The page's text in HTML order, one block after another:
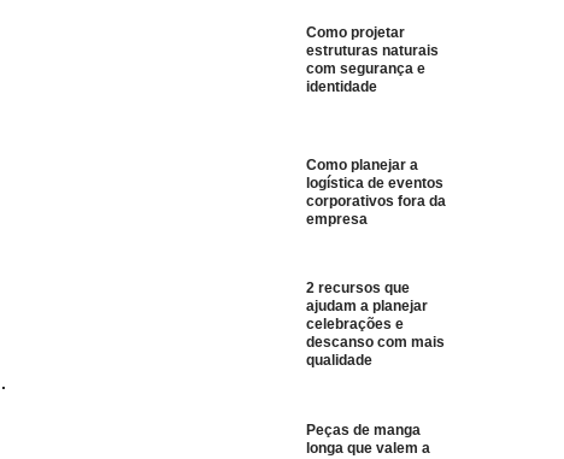
Como projetar
estruturas naturais
com segurança e
identidade
Como planejar a
logística de eventos
corporativos fora da
empresa
2 recursos que
ajudam a planejar
celebrações e
descanso com mais
qualidade
Peças de manga
longa que valem a